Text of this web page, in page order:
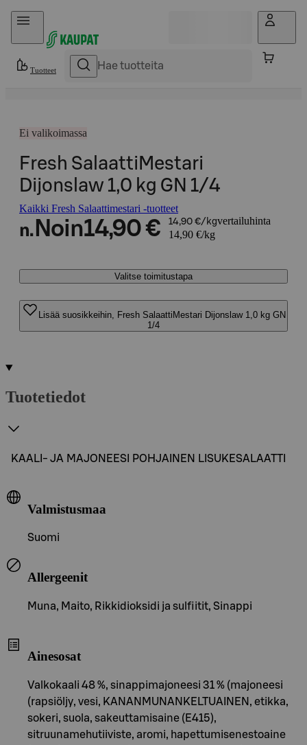
Hyppää sisältöön
Tuotteet
Ei valikoimassa
Fresh SalaattiMestari
Dijonslaw 1,0 kg GN 1/4
Kaikki Fresh Salaattimestari -tuotteet
n. Noin14,90 € 14,90 €/kgvertailuhinta
14,90 €/kg
Valitse toimitustapa
Lisää suosikkeihin, Fresh SalaattiMestari Dijonslaw 1,0 kg GN
1/4
Tuotetiedot
KAALI- JA MAJONEESI POHJAINEN LISUKESALAATTI
Valmistusmaa
Suomi
Allergeenit
Muna, Maito, Rikkidioksidi ja sulfiitit, Sinappi
Ainesosat
Valkokaali 48 %, sinappimajoneesi 31 % (majoneesi
(rapsiöljy, vesi, KANANMUNANKELTUAINEN, etikka,
sokeri, suola, sakeuttamisaine (E415),
sitruunamehutiiviste, aromi, hapettumisenestoaine